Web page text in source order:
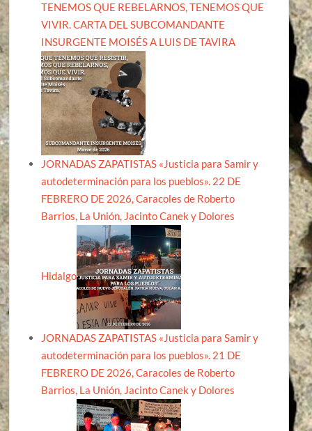
TENEMOS QUE REBELARNOS, TENEMOS QUE
VIVIR. CARTA DEL SUBCOMANDANTE
INSURGENTE MOISÉS A LUIS DE TAVIRA
JORNADAS ZAPATISTAS «Justicia para Samir y
autodeterminación para los pueblos». 22 DE
FEBRERO DE 2026, Caracoles de Roberto
Barrios, La Unión, Jacinto Canek y Dolores
Hidalgo
JORNADAS ZAPATISTAS «Justicia para Samir y
autodeterminación para los pueblos». 21 DE
FEBRERO DE 2026, Caracoles de Roberto
Barrios, La Unión, Jacinto Canek y Dolores